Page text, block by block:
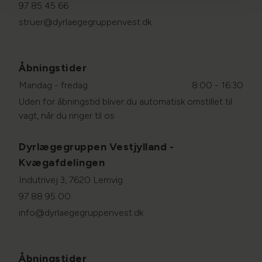
97 85 45 66
struer@dyrlaegegruppenvest.dk
Åbningstider
Mandag - fredag
8:00 - 16:30
Uden for åbningstid bliver du automatisk omstillet til
vagt, når du ringer til os
Dyrlægegruppen Vestjylland -
Kvægafdelingen
Indutrivej 3, 7620 Lemvig
97 88 95 00
info@dyrlaegegruppenvest.dk
Åbningstider